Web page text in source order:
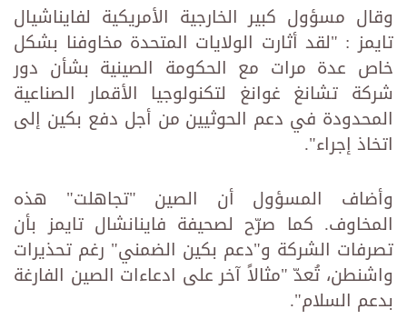
وقال مسؤول كبير الخارجية الأمريكية لفايناشيال
تايمز : "لقد أثارت الولايات المتحدة مخاوفنا بشكل
خاص عدة مرات مع الحكومة الصينية بشأن دور
شركة تشانغ غوانغ لتكنولوجيا الأقمار الصناعية
المحدودة في دعم الحوثيين من أجل دفع بكين إلى
اتخاذ إجراء".
وأضاف المسؤول أن الصين "تجاهلت" هذه
المخاوف. كما صرّح لصحيفة فاينانشال تايمز بأن
تصرفات الشركة و"دعم بكين الضمني" رغم تحذيرات
واشنطن، تُعدّ "مثالاً آخر على ادعاءات الصين الفارغة
بدعم السلام".